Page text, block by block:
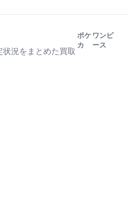
況をまとめた買取
ポケ
カ
ワンピ
ース